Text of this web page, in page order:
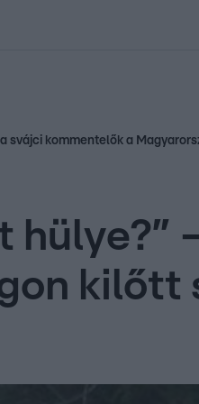
svájci kommentelők a
kilőtt